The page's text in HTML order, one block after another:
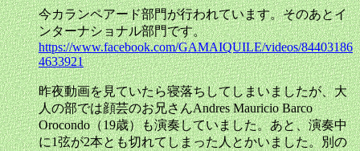
今カランペアード部門が行われています。そのあとイ
ンターナショナル部門です。
https://www.facebook.com/GAMAIQUILE/videos/84403186
4633921
昨夜動画を見ていたら寝落ちしてしまいましたが、大
人の部では顔芸のお兄さんAndres Mauricio Barco
Orocondo（19歳）も演奏していました。あと、演奏中
に1弦が2本とも切れてしまった人とかいました。別の